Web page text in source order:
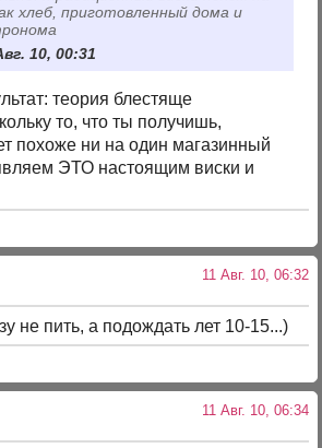
хлеб, приготовленный дома и
10, 00:31
теория блестяще
то, что ты получишь,
похоже ни на один магазинный
ЭТО настоящим виски и
11 Авг. 10, 06:32
не пить, а подождать лет 10-15...)
11 Авг. 10, 06:34